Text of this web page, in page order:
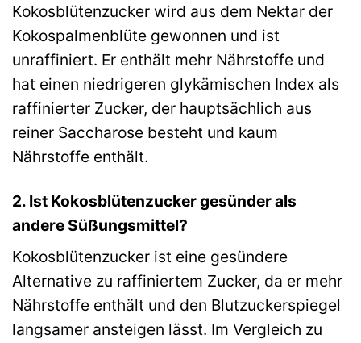
Kokosblütenzucker wird aus dem Nektar der
Kokospalmenblüte gewonnen und ist
unraffiniert. Er enthält mehr Nährstoffe und
hat einen niedrigeren glykämischen Index als
raffinierter Zucker, der hauptsächlich aus
reiner Saccharose besteht und kaum
Nährstoffe enthält.
2. Ist Kokosblütenzucker gesünder als
andere Süßungsmittel?
Kokosblütenzucker ist eine gesündere
Alternative zu raffiniertem Zucker, da er mehr
Nährstoffe enthält und den Blutzuckerspiegel
langsamer ansteigen lässt. Im Vergleich zu